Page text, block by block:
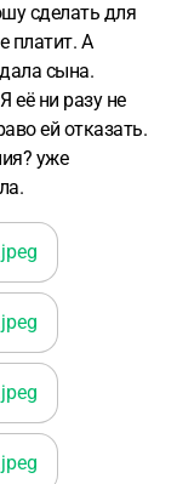
сделать для
платит. А
сына.
её ни разу не
ей отказать.
уже